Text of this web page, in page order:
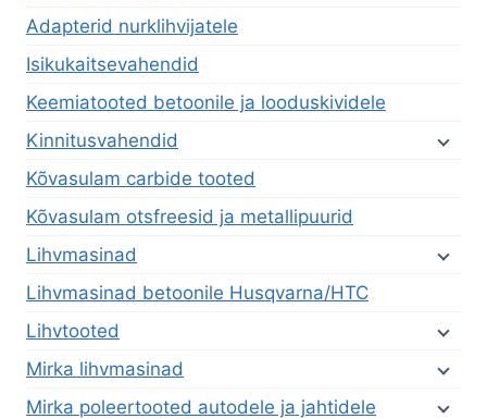
Adapterid nurklihvijatele
Isikukaitsevahendid
Keemiatooted betoonile ja looduskividele
Kinnitusvahendid
Kõvasulam carbide tooted
Kõvasulam otsfreesid ja metallipuurid
Lihvmasinad
Lihvmasinad betoonile Husqvarna/HTC
Lihvtooted
Mirka lihvmasinad
Mirka poleertooted autodele ja jahtidele